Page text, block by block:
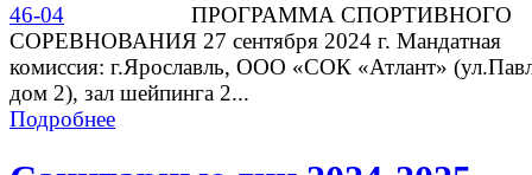
ПРОГРАММА СПОРТИВНОГО
СОРЕВНОВАНИЯ 27 сентября 2024 г. Мандатная
комиссия: г.Ярославль, ООО «СОК «Атлант»
дом 2), зал шейпинга 2...
Подробнее